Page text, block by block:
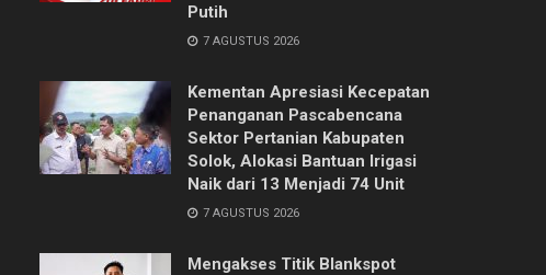
Putih
7 AGUSTUS 2026
Kementan Apresiasi Kecepatan
Penanganan Pascabencana
Sektor Pertanian Kabupaten
Solok, Alokasi Bantuan Irigasi
Naik dari 13 Menjadi 74 Unit
7 AGUSTUS 2026
Mengakses Titik Blankspot